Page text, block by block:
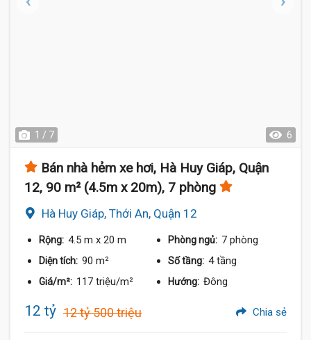
1 / 7 6
Bán nhà hẻm xe hơi, Hà Huy Giáp, Quận
12, 90 m² (4.5m x 20m), 7 phòng
Hà Huy Giáp, Thới An, Quận 12
Rộng: 4.5 m x 20 m Phòng ngủ: 7 phòng
Diện tích: 90 m² Số tầng: 4 tầng
Giá/m²: 117 triệu/m² Hướng: Đông
12 tỷ 12 tỷ 500 triệu Chia sẻ